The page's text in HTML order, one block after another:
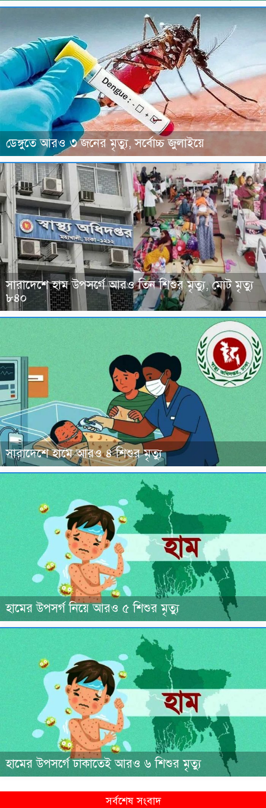
ডেঙ্গুতে আরও ৩ জনের মৃত্যু, সর্বোচ্চ জুলাইয়ে
সারাদেশে হাম উপসর্গে আরও তিন শিশুর মৃত্যু, মোট মৃত্যু
৮৪০
সারাদেশে হামে আরও ৪ শিশুর মৃত্যু
হামের উপসর্গ নিয়ে আরও ৫ শিশুর মৃত্যু
হামের উপসর্গে ঢাকাতেই আরও ৬ শিশুর মৃত্যু
সর্বশেষ সংবাদ